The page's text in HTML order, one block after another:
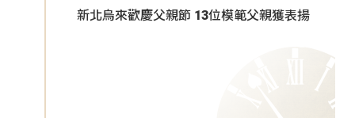
新北烏來歡慶父親節 13位模範父親獲表揚